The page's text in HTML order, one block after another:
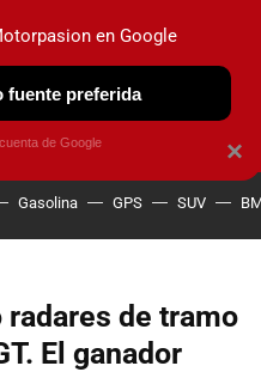
OBSERVATORIO
Gasolina GPS SUV
de tramo
El ganador
×
en Google
fuente preferida
de Google